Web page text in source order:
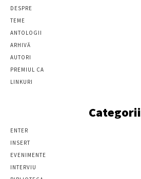
DESPRE
TEME
ANTOLOGII
ARHIVĂ
AUTORI
PREMIUL CA
LINKURI
Categorii
ENTER
INSERT
EVENIMENTE
INTERVIU